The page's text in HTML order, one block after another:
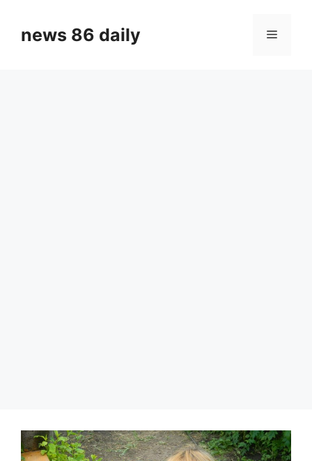
contentnews 86 daily Menu